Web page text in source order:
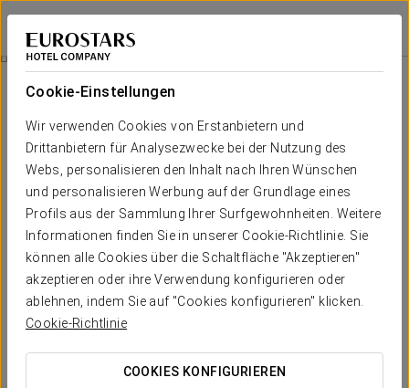
Cookie-Einstellungen
Wir verwenden Cookies von Erstanbietern und
Drittanbietern für Analysezwecke bei der Nutzung des
Webs, personalisieren den Inhalt nach Ihren Wünschen
und personalisieren Werbung auf der Grundlage eines
Profils aus der Sammlung Ihrer Surfgewohnheiten. Weitere
Informationen finden Sie in unserer Cookie-Richtlinie. Sie
können alle Cookies über die Schaltfläche "Akzeptieren"
akzeptieren oder ihre Verwendung konfigurieren oder
ablehnen, indem Sie auf "Cookies konfigurieren" klicken.
Cookie-Richtlinie
COOKIES KONFIGURIEREN
Exe Gran Hotel Solúcar
SEVILLA
Romantisches Erlebnis
20 €
Romantisches Erlebnis
eine unvergessliche romantische Nacht.